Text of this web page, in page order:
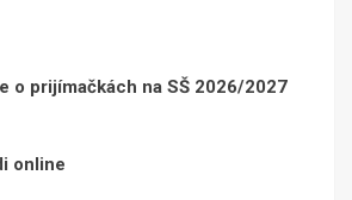
o prijímačkách na SŠ 2026/2027
online